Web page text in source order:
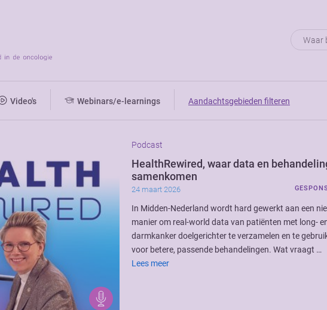
Video's Webinars/e-learnings Aandachtsgebieden filteren
Podcast
HealthRewired, waar data en
samenkomen
24 maart 2026
In Midden-Nederland wordt hard gewerkt aan een
manier om real-world data van patiënten met long-
darmkanker doelgerichter te verzamelen en te
voor betere, passende behandelingen. Wat vraagt …
Lees meer